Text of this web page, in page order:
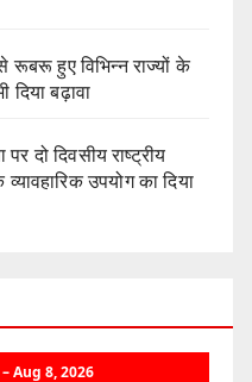
रूबरू हुए विभिन्न राज्यों के
दिया बढ़ावा
दो दिवसीय राष्ट्रीय
उपयोग का दिया